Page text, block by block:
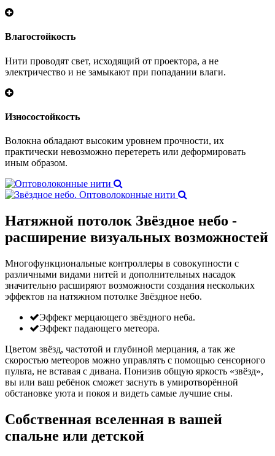
Влагостойкость
Нити проводят свет, исходящий от проектора, а не
электричество и не замыкают при попадании влаги.
Износостойкость
Волокна обладают высоким уровнем прочности, их
практически невозможно перетереть или деформировать
иным образом.
Натяжной потолок Звёздное небо -
расширение визуальных возможностей
Многофункциональные контроллеры в совокупности с
различными видами нитей и дополнительных насадок
значительно расширяют возможности создания нескольких
эффектов на натяжном потолке Звёздное небо.
Эффект мерцающего звёздного неба.
Эффект падающего метеора.
Цветом звёзд, частотой и глубиной мерцания, а так же
скоростью метеоров можно управлять с помощью сенсорного
пульта, не вставая с дивана. Понизив общую яркость «звёзд»,
вы или ваш ребёнок сможет заснуть в умиротворённой
обстановке уюта и покоя и видеть самые лучшие сны.
Собственная вселенная в вашей
спальне или детской